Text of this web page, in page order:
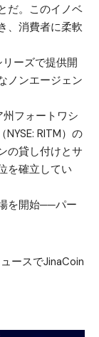
だ。このイノベ
、消費者に柔軟
ーズで提供開
ノンエージェン
フォートワシ
RITM）の
の貸し付けとサ
を確立してい
を開始──パー
ースでJinaCoin